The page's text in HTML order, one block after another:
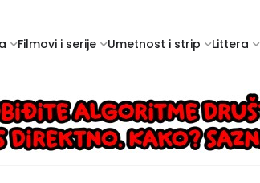
Filmovi i serije Umetnost i strip Littera